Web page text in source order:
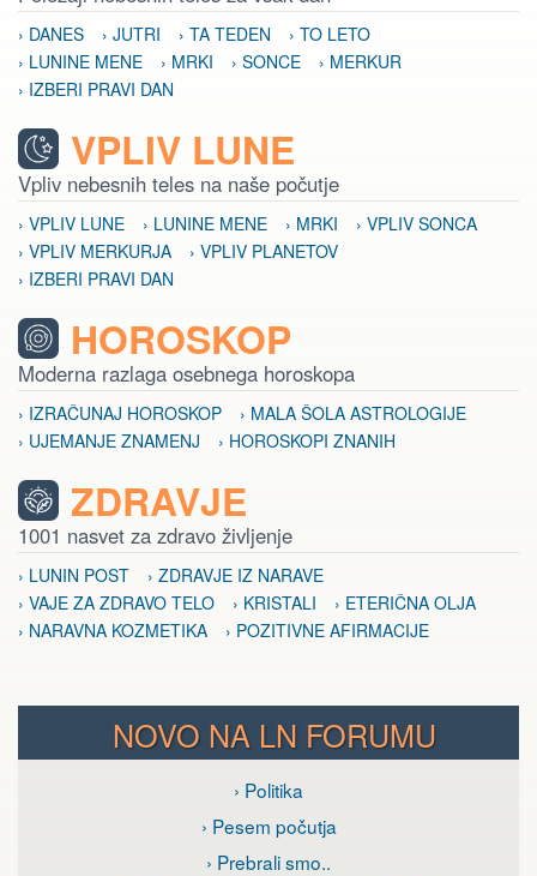
› DANES › JUTRI › TA TEDEN
› TO LETO
› LUNINE MENE
› MRKI › SONCE
› MERKUR
› IZBERI PRAVI DAN
VPLIV LUNE
Vpliv nebesnih teles na naše počutje
› VPLIV LUNE › LUNINE MENE › MRKI
› VPLIV SONCA
› VPLIV MERKURJA
› VPLIV PLANETOV
› IZBERI PRAVI DAN
HOROSKOP
Moderna razlaga osebnega horoskopa
› IZRAČUNAJ HOROSKOP
› MALA ŠOLA ASTROLOGIJE
› UJEMANJE ZNAMENJ
› HOROSKOPI ZNANIH
ZDRAVJE
1001 nasvet za zdravo življenje
› LUNIN POST
› ZDRAVJE IZ NARAVE
› VAJE ZA ZDRAVO TELO
› KRISTALI
› ETERIČNA OLJA
› NARAVNA KOZMETIKA
› POZITIVNE AFIRMACIJE
NOVO NA LN FORUMU
› Politika
› Pesem počutja
› Prebrali smo..